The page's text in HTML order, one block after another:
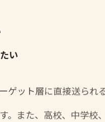
い
ゲット層に直接送ら
。また、高校、中学